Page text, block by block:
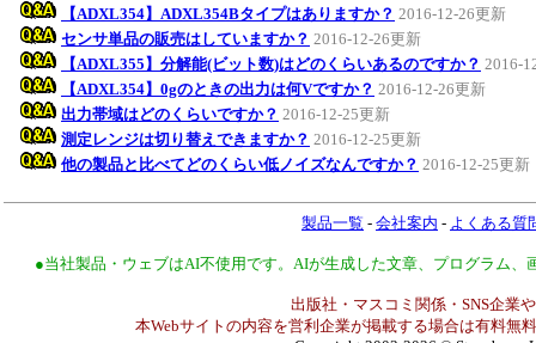
【ADXL354】ADXL354Bタイプはありますか？ 2016-12-26更新
センサ単品の販売はしていますか？ 2016-12-26更新
【ADXL355】分解能(ビット数)はどのくらいあるのですか？ 2016-
【ADXL354】0gのときの出力は何Vですか？ 2016-12-26更新
出力帯域はどのくらいですか？ 2016-12-25更新
測定レンジは切り替えできますか？ 2016-12-25更新
他の製品と比べてどのくらい低ノイズなんですか？ 2016-12-25更新
製品一覧 - 会社案内 - よくある質
●当社製品・ウェブはAI不使用です。AIが生成した文章、プログラム
出版社・マスコミ関係・SNS企業
本Webサイトの内容を営利企業が掲載する場合は有料無